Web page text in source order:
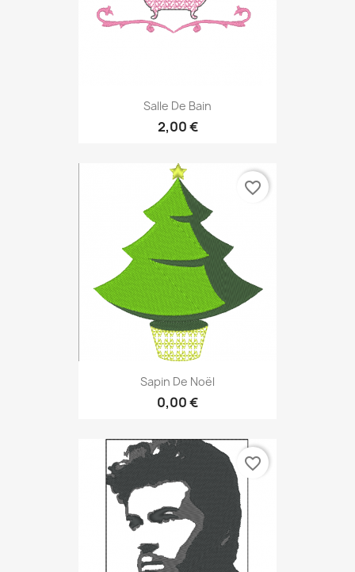
Salle De Bain
2,00 €
Sapin De Noël
0,00 €
favorite_border
favorite_border